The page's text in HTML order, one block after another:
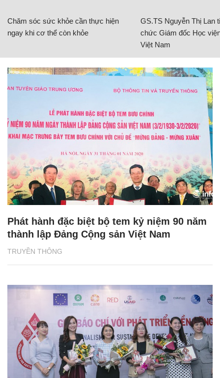
Chăm sóc sức khỏe cần thực hiện
ngay khi cơ thể còn khỏe
GS.TS Nguyễn Thị Lan
chức Giám đốc Học
Việt Nam
TRUYỀN THÔNG
Phát hành đặc biệt bộ tem kỷ niệm 90 năm
thành lập Đảng Cộng sản Việt Nam